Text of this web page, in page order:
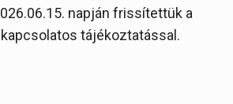
napján frissítettük a
tájékoztatással.